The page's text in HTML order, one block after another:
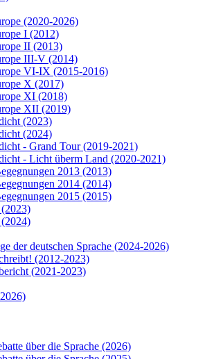
(2020-2026)
I (2012)
II (2013)
III-V (2014)
VI-IX (2015-2016)
X (2017)
XI (2018)
XII (2019)
(2023)
(2024)
- Grand Tour(2019-2021)
- Licht überm Land (2020-2021)
2013 (2013)
2014 (2014)
2015 (2015)
(2023)
(2024)
der deutschen Sprache (2024-2026)
(2012-2023)
(2021-2023)
über die Sprache (2026)